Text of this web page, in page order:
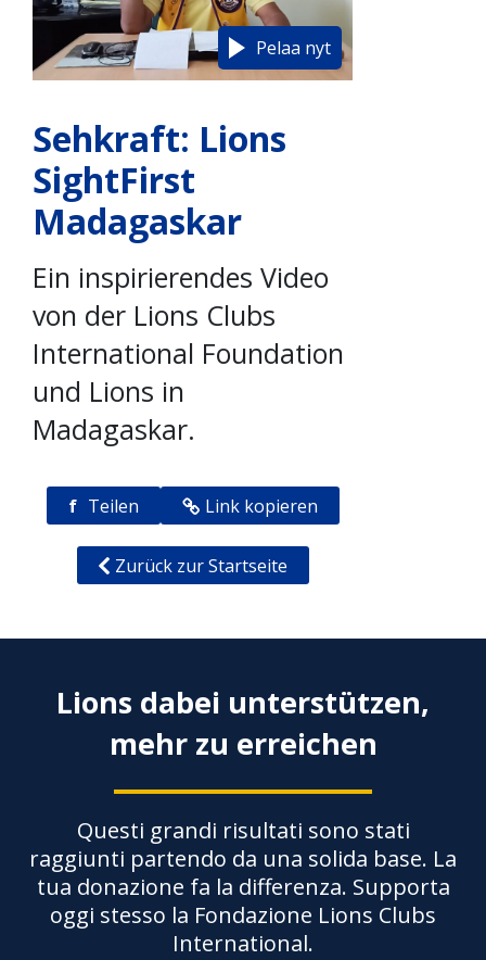
Pelaa nyt
Sehkraft: Lions
SightFirst
Madagaskar
Ein inspirierendes Video
von der Lions Clubs
International Foundation
und Lions in
Madagaskar.
f Teilen Link kopieren
Zurück zur Startseite
Lions dabei unterstützen,
mehr zu erreichen
Questi grandi risultati sono stati
raggiunti partendo da una solida base. La
tua donazione fa la differenza. Supporta
oggi stesso la Fondazione Lions Clubs
International.